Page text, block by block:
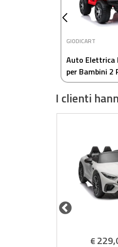
GIODICART
Auto Elettrica
per Bambini 2
Wrangler
12V con
I clienti
€